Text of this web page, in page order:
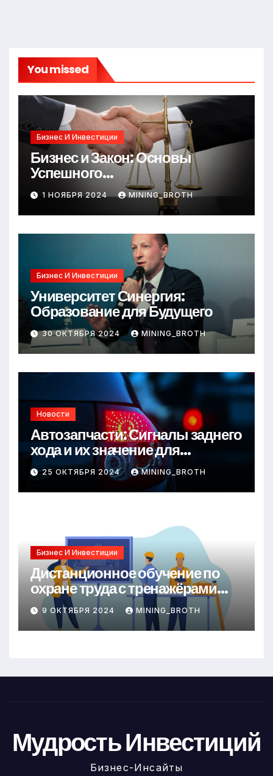
You missed
Бизнес И Инвестиции
Бизнес и Закон: Основы
Успешного
Предпринимательства
1 НОЯБРЯ 2024 MINING_BROTH
Бизнес И Инвестиции
Университет Синергия:
Образование для Будущего
30 ОКТЯБРЯ 2024 MINING_BROTH
Новости
Автозапчасти: Сигналы заднего
хода и их значение для
безопасности на дороге
25 ОКТЯБРЯ 2024 MINING_BROTH
Бизнес И Инвестиции
Дистанционное обучение по
охране труда с тренажёрами
онлайн
9 ОКТЯБРЯ 2024 MINING_BROTH
Мудрость Инвестиций
Бизнес-Инсайты